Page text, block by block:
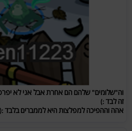
וה"שלומים" שלהם הם אחרת אבל אני לא
זה לבד :)
אהה וההפיכה למפלצות היא לממברים בלבד